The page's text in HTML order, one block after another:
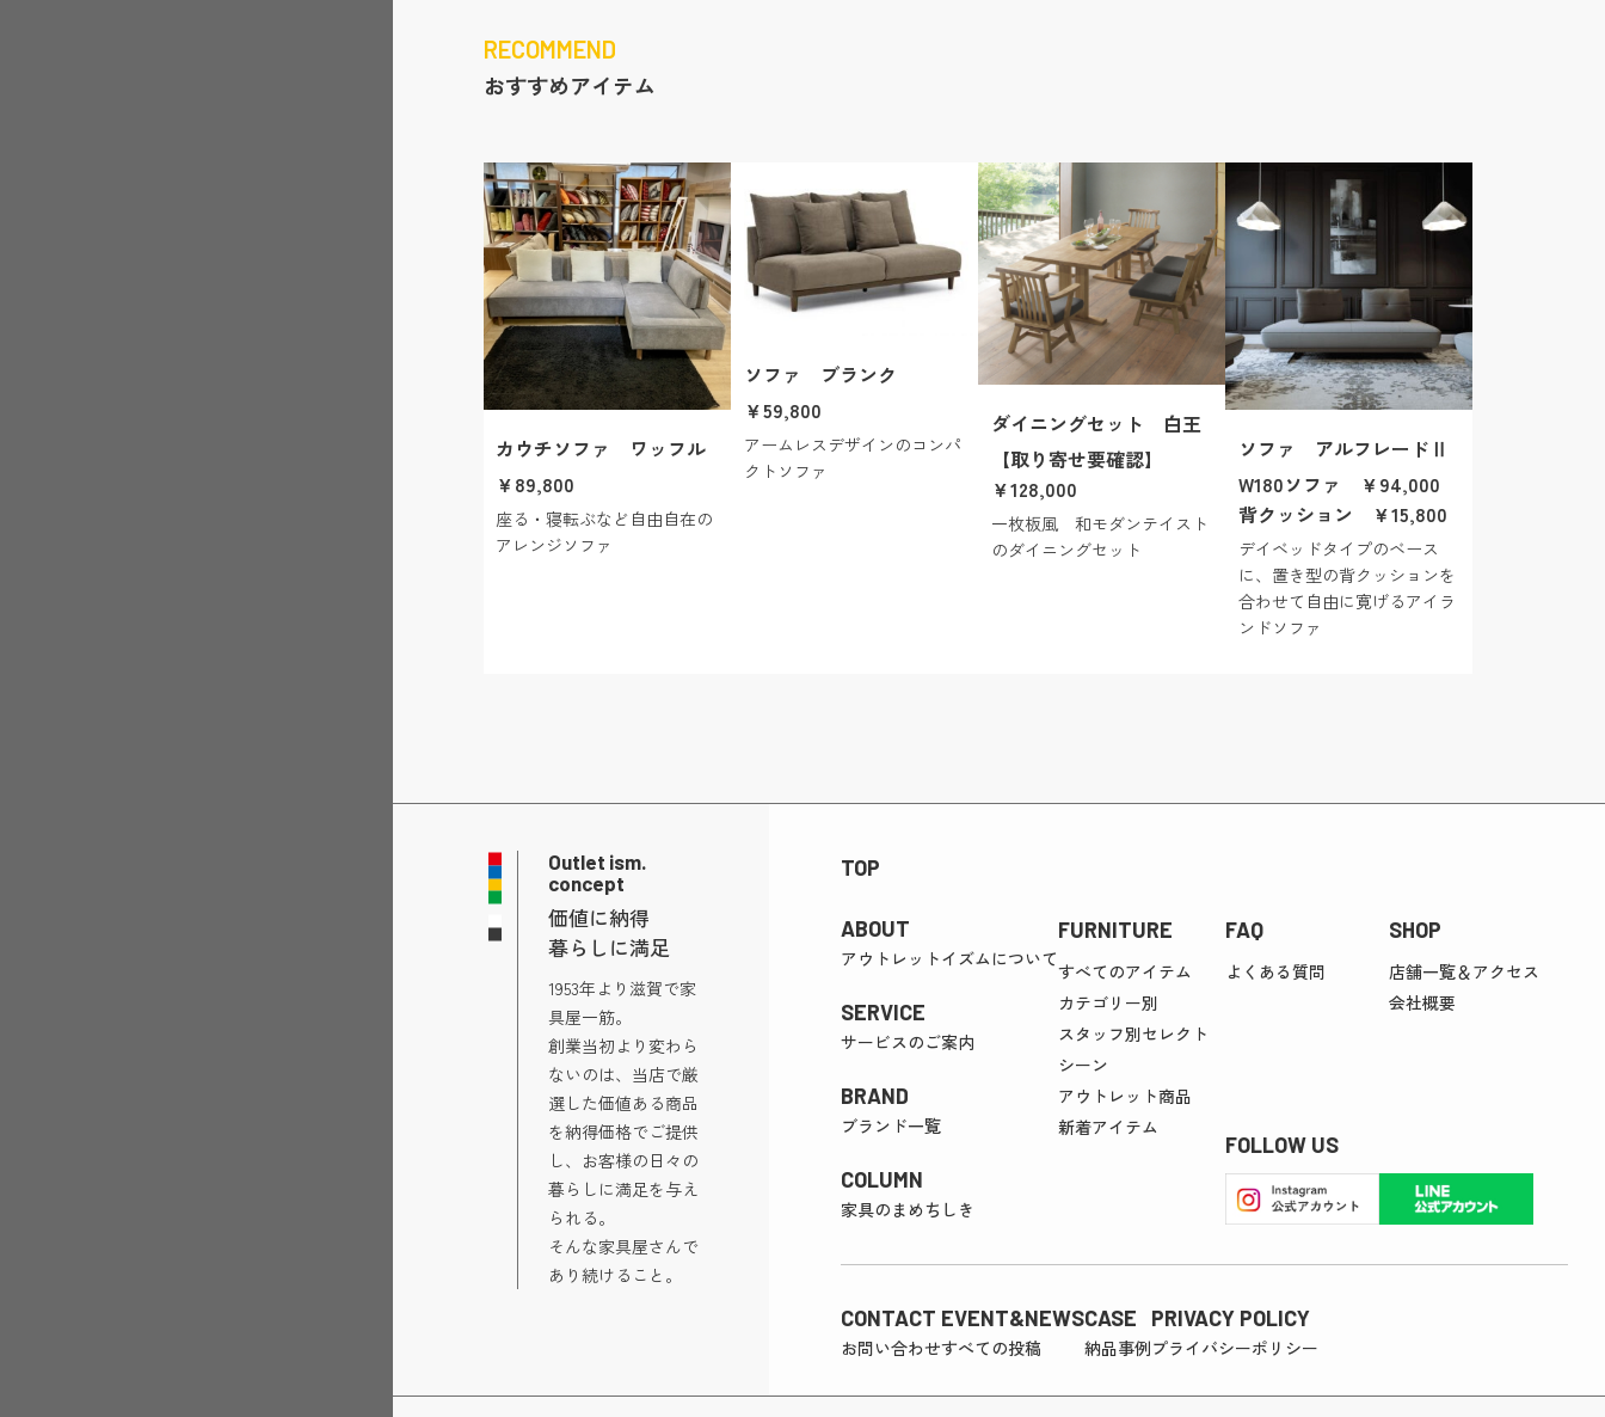
RECOMMEND
おすすめアイテム
カウチソファ ワッフル
￥89,800
座る・寝転ぶなど自由自在の
アレンジソファ
ソファ ブランク
￥59,800
アームレスデザインのコンパ
クトソファ
ダイニングセット 白王
【取り寄せ要確認】
￥128,000
一枚板風 和モダンテイスト
のダイニングセット
ソファ アルフレードⅡ
W180ソファ ￥94,000
背クッション ￥15,800
デイベッドタイプのベース
に、置き型の背クッションを
合わせて自由に寛げるアイラ
ンドソファ
Outlet ism.
concept
価値に納得
暮らしに満足
1953年より滋賀で家
具屋一筋。
創業当初より変わら
ないのは、当店で厳
選した価値ある商品
を納得価格でご提供
し、お客様の日々の
暮らしに満足を与え
られる。
そんな家具屋さんで
あり続けること。
TOP
ABOUT
アウトレットイズムについて
SERVICE
サービスのご案内
BRAND
ブランド一覧
COLUMN
家具のまめちしき
FURNITURE
すべてのアイテム
カテゴリー別
スタッフ別セレクト
シーン
アウトレット商品
新着アイテム
FAQ
よくある質問
SHOP
店舗一覧＆アクセス
会社概要
FOLLOW US
CONTACT
お問い合わせ
EVENT&NEWS
すべての投稿
CASE
納品事例
PRIVACY POLICY
プライバシーポリシー